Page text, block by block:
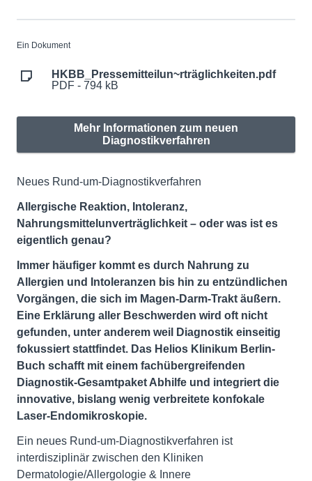
Ein Dokument
HKBB_Pressemitteilun~rträglichkeiten.pdf
PDF - 794 kB
Mehr Informationen zum neuen
Diagnostikverfahren
Neues Rund-um-Diagnostikverfahren
Allergische Reaktion, Intoleranz,
Nahrungsmittelunverträglichkeit – oder was ist es
eigentlich genau?
Immer häufiger kommt es durch Nahrung zu
Allergien und Intoleranzen bis hin zu entzündlichen
Vorgängen, die sich im Magen-Darm-Trakt äußern.
Eine Erklärung aller Beschwerden wird oft nicht
gefunden, unter anderem weil Diagnostik einseitig
fokussiert stattfindet. Das Helios Klinikum Berlin-
Buch schafft mit einem fachübergreifenden
Diagnostik-Gesamtpaket Abhilfe und integriert die
innovative, bislang wenig verbreitete konfokale
Laser-Endomikroskopie.
Ein neues Rund-um-Diagnostikverfahren ist
interdisziplinär zwischen den Kliniken
Dermatologie/Allergologie & Innere